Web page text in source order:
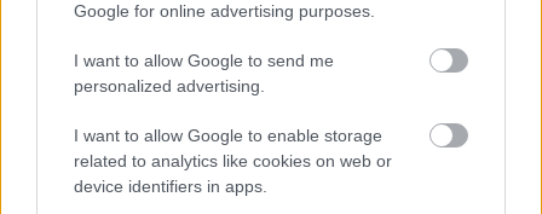
Google for online advertising purposes.
I want to allow Google to send me
personalized advertising.
I want to allow Google to enable storage
related to analytics like cookies on web or
device identifiers in apps.